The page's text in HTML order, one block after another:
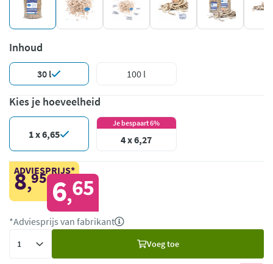
Inhoud
30 l 100 l
Kies je hoeveelheid
1 x 6,65
Je bespaart 6%
4 x 6,27
ADVIESPRIJS*
8,95 6,65
*Adviesprijs van fabrikant
Voeg toe